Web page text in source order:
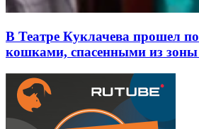
В Театре Куклачева прошел
кошками, спасенными из